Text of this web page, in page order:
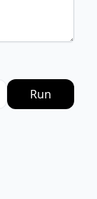
Run